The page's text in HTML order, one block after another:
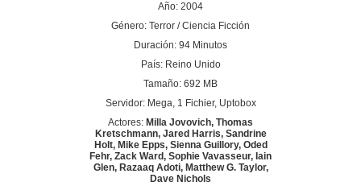
Año: 2004
Género: Terror / Ciencia Ficción
Duración: 94 Minutos
País: Reino Unido
Tamaño: 692 MB
Servidor: Mega, 1 Fichier, Uptobox
Actores: Milla Jovovich, Thomas
Kretschmann, Jared Harris, Sandrine
Holt, Mike Epps, Sienna Guillory, Oded
Fehr, Zack Ward, Sophie Vavasseur, Iain
Glen, Razaaq Adoti, Matthew G. Taylor,
Dave Nichols